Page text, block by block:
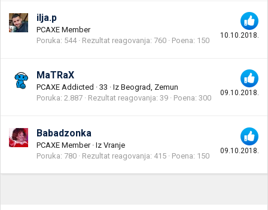
10.10.2018.
ilja.p
PCAXE Member
Poruka 544 Rezultat reagovanja 760 Poena 150
09.10.2018.
MaTRaX
PCAXE Addicted · 33 · Iz Beograd, Zemun
Poruka 2.887 Rezultat reagovanja 39 Poena 300
09.10.2018.
Babadzonka
PCAXE Member · Iz Vranje
Poruka 780 Rezultat reagovanja 415 Poena 150